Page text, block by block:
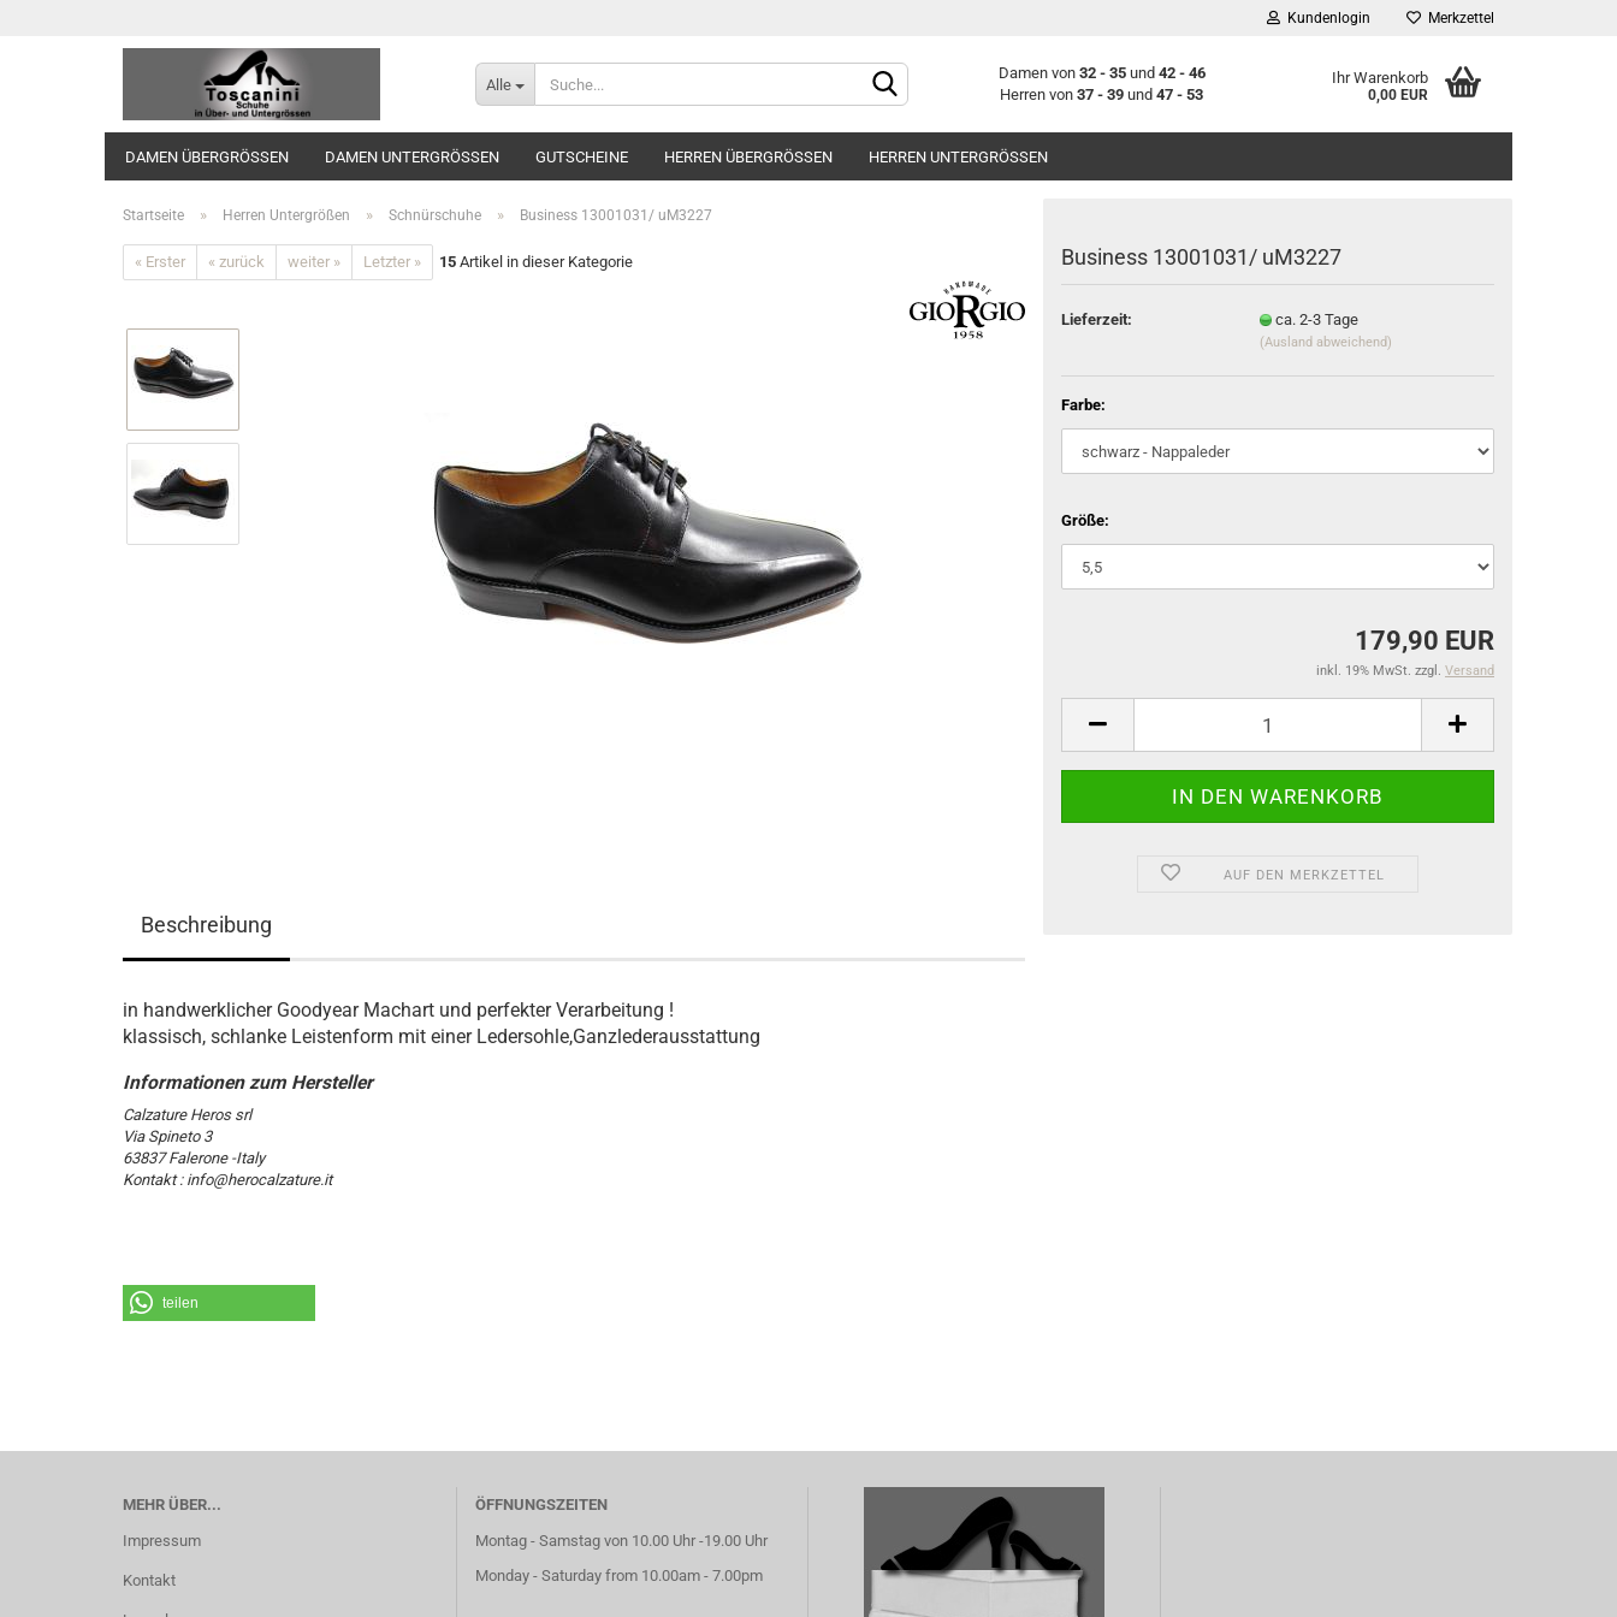
Kundenlogin
Passwort vergessen?
Merkzettel
Alle
Damen von 32 - 35und 42 - 46
Herren von37 - 39 und47 - 53
Ihr Warenkorb
0,00 EUR
DAMEN ÜBERGRÖSSEN DAMEN UNTERGRÖSSEN GUTSCHEINE HERREN ÜBERGRÖSSEN HERREN UNTERGRÖSSEN
Startseite » Herren Untergrößen » Schnürschuhe » Business 13001031/ uM3227
« Erster « zurück weiter » Letzter » 15 Artikel in dieser Kategorie Business 13001031/ uM3227
Lieferzeit: ca. 2-3 Tage
(Ausland abweichend)
Farbe:
Größe:
179,90 EUR
inkl. 19% MwSt. zzgl. Versand
AUF DEN MERKZETTEL
Beschreibung
in handwerklicher Goodyear Machart und perfekter Verarbeitung !
klassisch, schlanke Leistenform mit einer Ledersohle,Ganzlederausstattung
Calzature Heros srl
Via Spineto 3
63837 Falerone -Italy
Kontakt : info@herocalzature.it
teilen
MEHR ÜBER...
Impressum
Kontakt
ÖFFNUNGSZEITEN
Montag - Samstag von 10.00 Uhr -19.00 Uhr
Monday - Saturday from 10.00am - 7.00pm